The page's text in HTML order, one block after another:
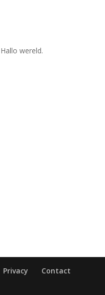
Hallo wereld.
Privacy
Contact